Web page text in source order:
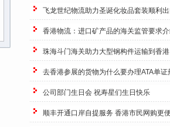
飞龙世纪物流助力圣诞化妆品套装顺利
香港物流：进口矿产品的海关监管要求
珠海斗门海关助力大型钢构件运输到香港
去香港参展的货物为什么要办理ATA单证
公司部门生日会 祝寿星们生日快乐
顺丰开通口岸自提服务 香港市民网购更